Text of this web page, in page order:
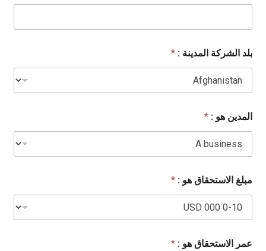
بلد الشركة المدينة :*
المدين هو :*
مبلغ الاستحقاق هو :*
عمر الاستحقاق هو :*